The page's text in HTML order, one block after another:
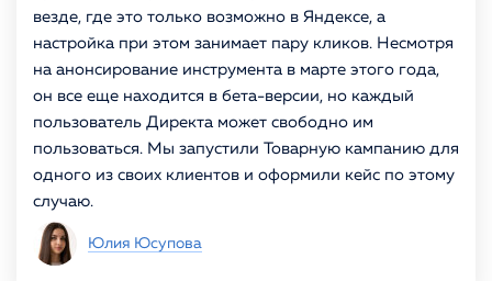
везде, где это только возможно в Яндексе, а
настройка при этом занимает пару кликов. Несмотря
на анонсирование инструмента в марте этого года,
он все еще находится в бета-версии, но каждый
пользователь Директа может свободно им
пользоваться. Мы запустили Товарную кампанию для
одного из своих клиентов и оформили кейс по этому
случаю.
Юлия Юсупова